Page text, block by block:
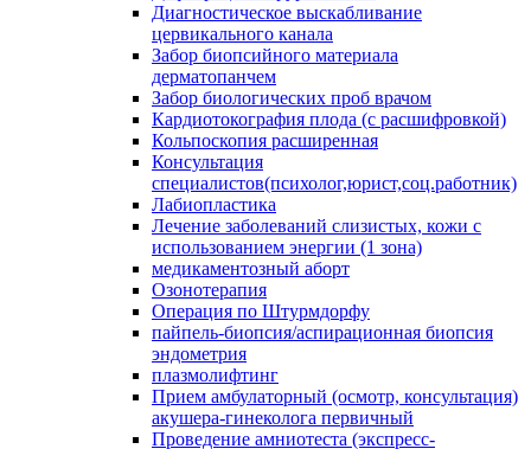
Диагностическое выскабливание
цервикального канала
Забор биопсийного материала
дерматопанчем
Забор биологических проб врачом
Кардиотокография плода (с расшифровкой)
Кольпоскопия расширенная
Консультация
специалистов(психолог,юрист,соц.работник)
Лабиопластика
Лечение заболеваний слизистых, кожи с
использованием энергии (1 зона)
медикаментозный аборт
Озонотерапия
Операция по Штурмдорфу
пайпель-биопсия/аспирационная биопсия
эндометрия
плазмолифтинг
Прием амбулаторный (осмотр, консультация)
акушера-гинеколога первичный
Проведение амниотеста (экспресс-